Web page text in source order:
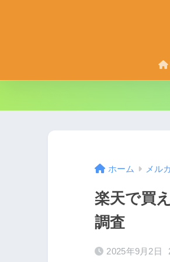
ホーム メル
楽天で買
調査
2025年9月2日